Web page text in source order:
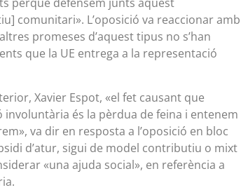
comunitari». L’oposició va reaccionar amb
promeses d’aquest tipus no s’han
que la UE entrega a la representació
Xavier Espot, «el fet causant que
involuntària és la pèrdua de feina i entenem
va dir en resposta a l’oposició en bloc
d’atur, sigui de model contributiu o mixt
«una ajuda social», en referència a